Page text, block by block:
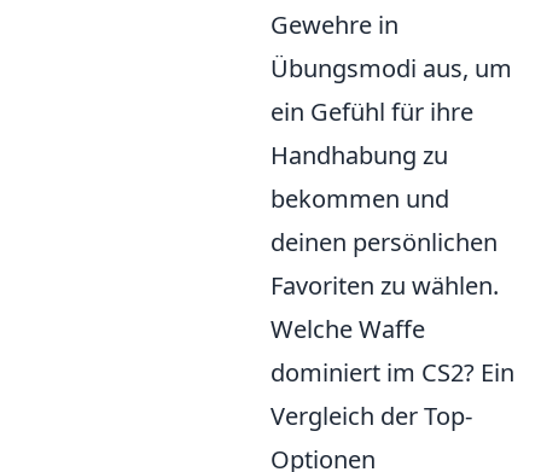
Gewehre in
Übungsmodi aus, um
ein Gefühl für ihre
Handhabung zu
bekommen und
deinen persönlichen
Favoriten zu wählen.
Welche Waffe
dominiert im CS2? Ein
Vergleich der Top-
Optionen